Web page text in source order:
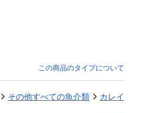
この商品のタイプについて
その他すべての魚介類 カレイ